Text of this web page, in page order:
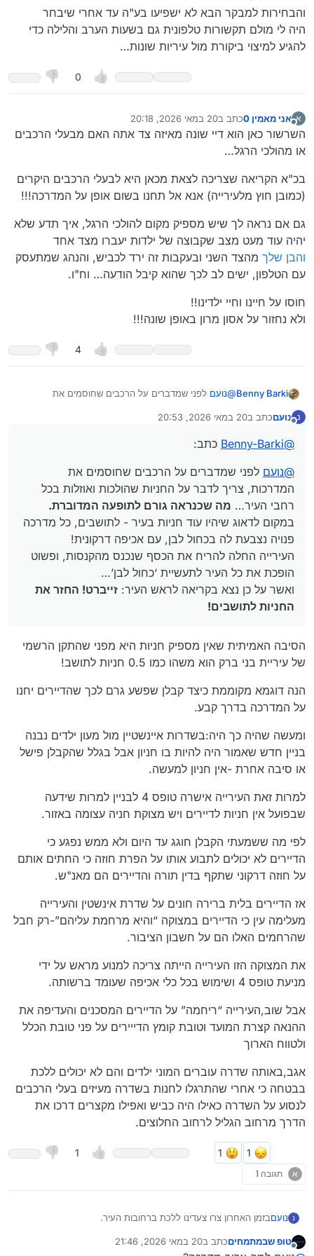
והבחירות למבקר הבא לא ישפיעו בע"ה עד אחרי שיבחר
היה לי מולם תקשורות טלפונית גם בשעות הערב והלילה כדי
להגיע למיצוי ביקורת מול עיריות שונות…
0
א
מנותק
אני מאמין 0 כתב ב20 במאי 2026, 20:18
נערך לאחרונה על ידי
השרשור כאן הוא דיי שונה מאיזה צד אתה האם מבעלי הרכבים
או מהולכי הרגל…
בכ"א הקריאה שצריכה לצאת מכאן היא לבעלי הרכבים היקרים
(כמובן חוץ מלעירייה) אנא אל תחנו בשום אופן על המדרכה!!!
גם אם נראה לך שיש מספיק מקום להולכי הרגל, איך תדע שלא
יהיה עוד מעט מצב שקבוצה של ילדות יעברו מצד אחד
והבן שלך מהצד השני ובעקבות זה ירד לכביש, והנהג שמתעסק
עם הטלפון, ישים לב לכך שהוא קיבל הודעה… וח"ו.
חוסו על חיינו וחיי ילדינו!!
ולא נחזור על אסון מרון באופן שונה!!!
4
Benny Barki
@נועם לפני שמדברים על הרכבים שחוסמים את
רחבי העיר… מה שכנראה גורם לתופעה המדוברת.
פנויה נצבעת לה בכחול לבן, עם אכיפה דרקונית!
הופכת את כל העיר לתעשיית ‘כחול לבן’…
ואשר על כן נצא בקריאה לראש העיר:זייברט! החזר את
החניות לתושבים!
נ נועםכתב ב20 במאי 2026, 20:53
נערך לאחרונה על ידי
@
Benny-Barki כתב:
@נועם לפני שמדברים על הרכבים שחוסמים את
המדרכות, צריך לדבר על החניות שהולכות ואוזלות בכל
רחבי העיר… מה שכנראה גורם לתופעה המדוברת.
במקום לדאוג שיהיו עוד חניות בעיר - לתושבים, כל מדרכה
פנויה נצבעת לה בכחול לבן, עם אכיפה דרקונית!
העירייה החלה להריח את הכסף שנכנס מהקנסות, ופשוט
הופכת את כל העיר לתעשיית ‘כחול לבן’…
ואשר על כן נצא בקריאה לראש העיר: זייברט! החזר את
החניות לתושבים!
הסיבה האמיתית שאין מספיק חניות היא מפני שהתקן הרשמי
של עיריית בני ברק הוא משהו כמו 0.5 חניות לתושב!
הנה דוגמא מקוממת כיצד קבלן שפשע גרם לכך שהדיירים יחנו
על המדרכה בדרך קבע.
ומעשה שהיה כך היה:בשדרות איינשטיין מול מעון ילדים נבנה
בניין חדש שאמור היה להיות בו חניון אבל בגלל שהקבלן פישל
או סיבה אחרת -אין חניון למעשה.
למרות זאת העירייה אישרה טופס 4 לבניין למרות שידעה
שבפועל אין חניות לדיירים ויש מצוקת חניה עצומה באזור.
לפי מה ששמעתי הקבלן חוגג עד היום ולא ממש נפגע כי
הדיירים לא יכולים לתבוע אותו על הפרת חוזה כי החתים אותם
על חוזה דרקוני שתקף בדין תורה והדיירים הם מאנ"ש.
אז הדיירים בלית ברירה חונים על שדרת אינשטין והעירייה
מעלימה עין כי הדיירים במצוקה “והיא מרחמת עליהם”-רק חבל
שהרחמים האלו הם על חשבון הציבור.
את המצוקה הזו העירייה הייתה צריכה למנוע מראש על ידי
מניעת טופס 4 ושימוש בכל כלי אכיפה שעומד ברשותה.
אבל שוב,העירייה “ריחמה” על הדיירים המסכנים והעדיפה את
ההנאה קצרת המועד וטובת קומץ הדייירים על פני טובת הכלל
ולטווח הארוך
אגב,באותה שדרה עוברים המוני ילדים והם לא יכולים ללכת
בבטחה כי אחרי שהתרגלו לחנות בשדרה מעיזים בעלי הרכבים
לנסוע על השדרה כאילו היה כביש ואפילו מקצרים דרכו את
הדרך מרחוב הגליל לרחוב החלוצים.
א תגובה 1
1
נ נועםבזמן האחרון צרו צעדינו ללכת ברחובות העיר.
כלומר אפשר לצעוד אבל רק על הכביש.
טופ שבמתמחיםכתב ב20 במאי 2026, 21:46
נערך לאחרונה על ידי